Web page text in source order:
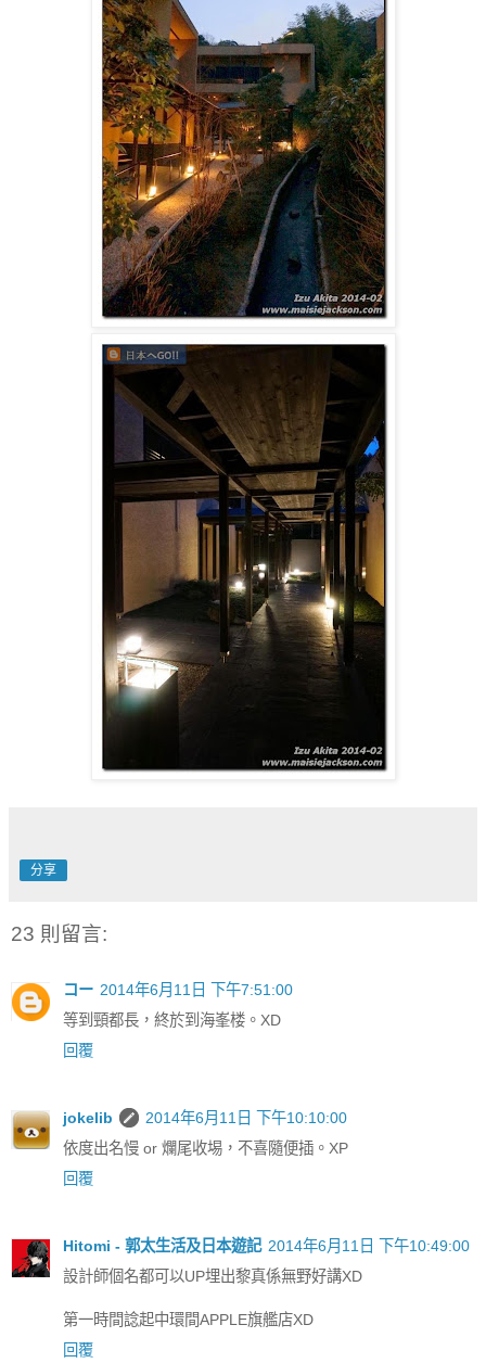
分享
23 則留言:
コー 2014年6月11日 下午7:51:00
等到頸都長，終於到海峯楼。XD
回覆
jokelib
2014年6月11日 下午10:10:00
依度出名慢 or 爛尾收埸，不喜隨便插。XP
回覆
Hitomi - 郭太生活及日本遊記 2014年6月11日 下午10:49:00
設計師個名都可以UP埋出黎真係無野好講XD
第一時間諗起中環間APPLE旗艦店XD
回覆